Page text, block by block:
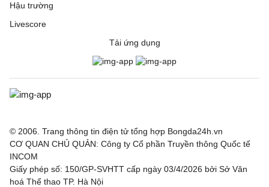
Hậu trường
Livescore
Tải ứng dụng
© 2006. Trang thông tin điện tử tổng hợp Bongda24h.vn
CƠ QUAN CHỦ QUẢN: Công ty Cổ phần Truyền thông Quốc tế
INCOM
Giấy phép số: 150/GP-SVHTT cấp ngày 03/4/2026 bởi Sở Văn
hoá Thể thao TP. Hà Nội